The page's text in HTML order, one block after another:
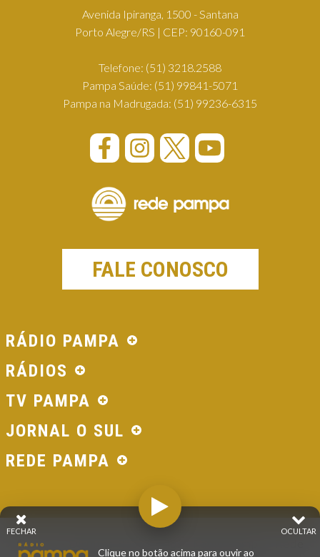
Avenida Ipiranga, 1500 - Santana
Porto Alegre/RS | CEP: 90160-091
Telefone: (51) 3218.2588
Pampa Saúde: (51) 99841-5071
Pampa na Madrugada: (51) 99236-6315
FALE CONOSCO
RÁDIO PAMPA
RÁDIOS
TV PAMPA
JORNAL O SUL
REDE PAMPA
© 2026 - Direitos Reservados - Rádio Pampa - Rede
OCULTAR
FECHAR
Clique no botão acima para ouvir ao